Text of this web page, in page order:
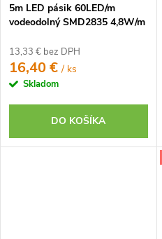
5m LED pásik 60LED/m
vodeodolný SMD2835 4,8W/m
13,33 € bez DPH
16,40 €/ ks
Skladom
DO KOŠÍKA